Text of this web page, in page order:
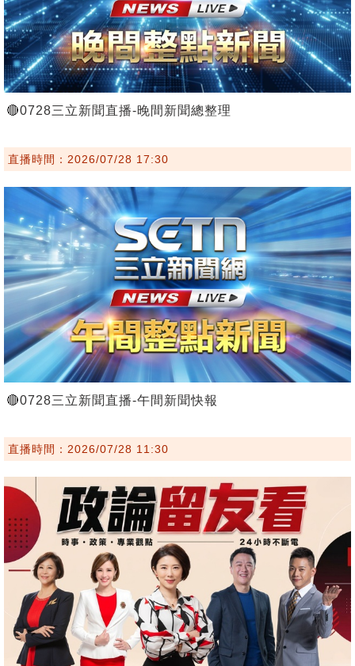
🔴0728三立新聞直播-晚間新聞總整理
直播時間：2026/07/28 17:30
🔴0728三立新聞直播-午間新聞快報
直播時間：2026/07/28 11:30